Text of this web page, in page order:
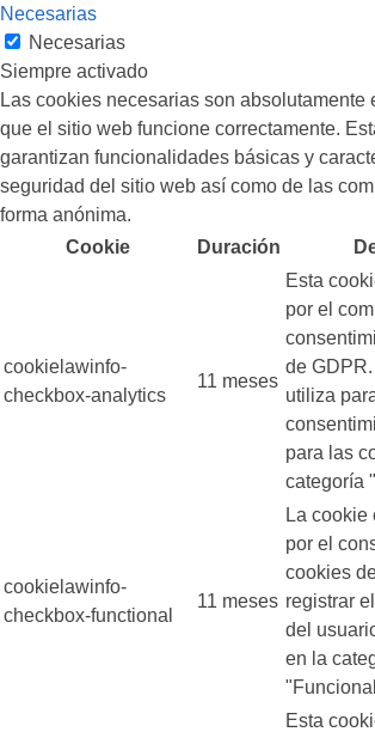
Necesarias
Necesarias
Siempre activado
Las cookies necesarias son absolutamente
que el sitio web funcione correctamente.
garantizan funcionalidades básicas y
seguridad del sitio web así como de las
forma anónima.
Cookie
Duración
cookielawinfo-
checkbox-analytics
11 meses
Esta
por el
de
utiliza
para las
categoría
cookielawinfo-
checkbox-functional
11 meses
La cookie
por el
cookies
registrar
del
en la
Esta